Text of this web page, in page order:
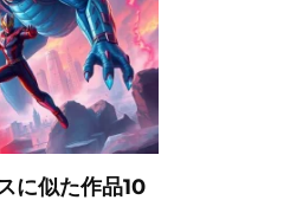
に似た作品10